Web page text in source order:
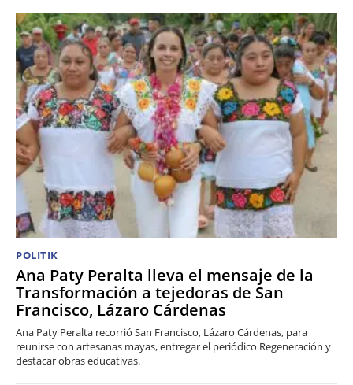
POLITIK
Ana Paty Peralta lleva el mensaje de la
Transformación a tejedoras de San
Francisco, Lázaro Cárdenas
Ana Paty Peralta recorrió San Francisco, Lázaro Cárdenas, para
reunirse con artesanas mayas, entregar el periódico Regeneración y
destacar obras educativas.